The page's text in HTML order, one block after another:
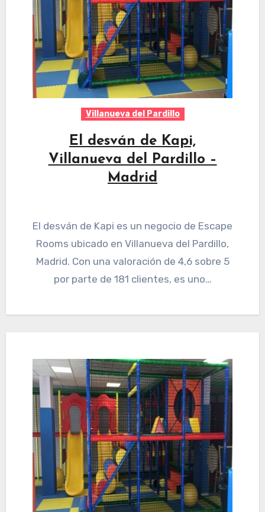
Villanueva del Pardillo
El desván de Kapi,
Villanueva del Pardillo –
Madrid
El desván de Kapi es un negocio de Escape
Rooms ubicado en Villanueva del Pardillo,
Madrid. Con una valoración de 4,6 sobre 5
por parte de 181 clientes, es uno…